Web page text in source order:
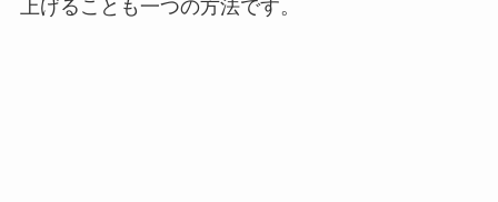
上げることも一つの方法です。